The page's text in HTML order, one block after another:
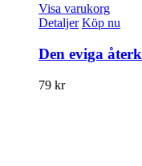
Visa varukorg
Detaljer Köp nu
Den eviga
79 kr